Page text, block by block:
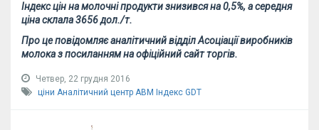
Індекс цін на молочні продукти знизився на 0,5%, а середня
ціна склала 3656 дол./т.
Про це повідомляє аналітичний відділ Асоціації виробників
молока з посиланням на офіційний сайт торгів.
Четвер, 22 грудня 2016
ціни Аналітичний центр АВМ Індекс GDT